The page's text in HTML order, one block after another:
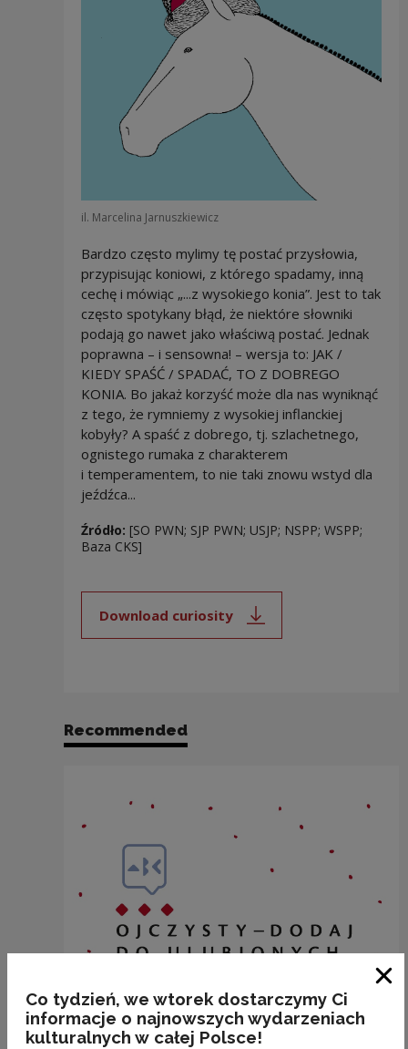
il. Marcelina Jarnuszkiewicz
Bardzo często mylimy tę postać przysłowia,
przypisując koniowi, z którego spadamy, inną
cechę i mówiąc „...z wysokiego konia”. Jest to tak
często spotykany błąd, że niektóre słowniki
podają go nawet jako właściwą postać. Jednak
poprawna – i sensowna! – wersja to: JAK /
KIEDY SPAŚĆ / SPADAĆ, TO Z DOBREGO
KONIA. Bo jakaż korzyść może dla nas wyniknąć
z tego, że rymniemy z wysokiej inflanckiej
kobyły? A spaść z dobrego, tj. szlachetnego,
ognistego rumaka z charakterem
i temperamentem, to nie taki znowu wstyd dla
jeźdźca...
Źródło: [SO PWN; SJP PWN; USJP; NSPP; WSPP;
Baza CKS]
Download curiosity
Note, the link will open in a new
Recommended
Co tydzień, we wtorek dostarczymy Ci
informacje o najnowszych wydarzeniach
kulturalnych w całej Polsce!